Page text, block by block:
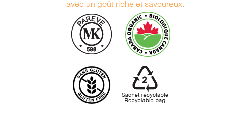
avec un goût riche et savoureux.